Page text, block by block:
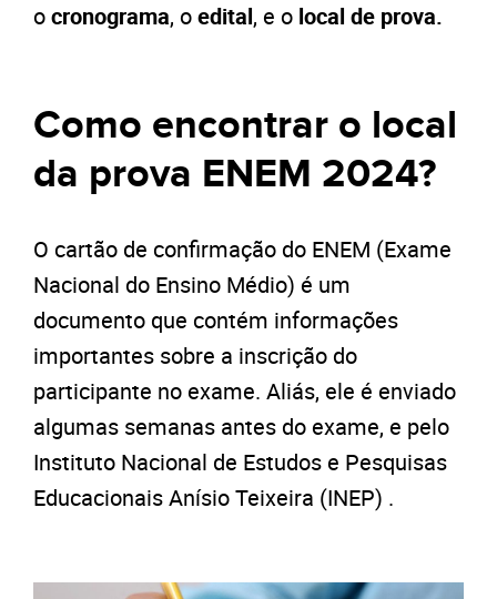
ocronograma, oedital, e o local de prova.
Como encontrar o local
da prova ENEM 2024?
O cartão de confirmação do ENEM (Exame
Nacional do Ensino Médio) é um
documento que contém informações
importantes sobre a inscrição do
participante no exame. Aliás, ele é enviado
algumas semanas antes do exame, e pelo
Instituto Nacional de Estudos e Pesquisas
Educacionais Anísio Teixeira (INEP) .